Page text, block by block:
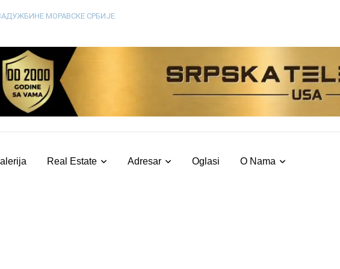
Real Estate Adresar Oglasi O Nama